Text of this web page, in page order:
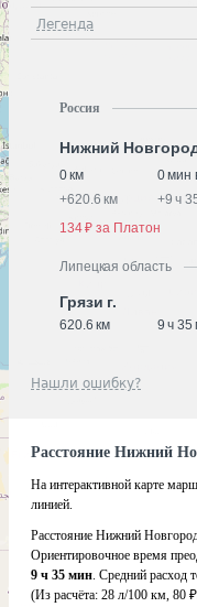
Легенда
Россия
Нижний
0 км
0 мин
+620.6 км +9 ч
134 ₽ за Платон
Липецкая область
Грязи г.
620.6 км 9 ч 35
Нашли ошибку?
Расстояние Нижний
На интерактивной карте
линией.
Расстояние Нижний
Ориентировочное время
9 ч 35 мин. Средний расход
(Из расчёта: 28 л/100 км, 80